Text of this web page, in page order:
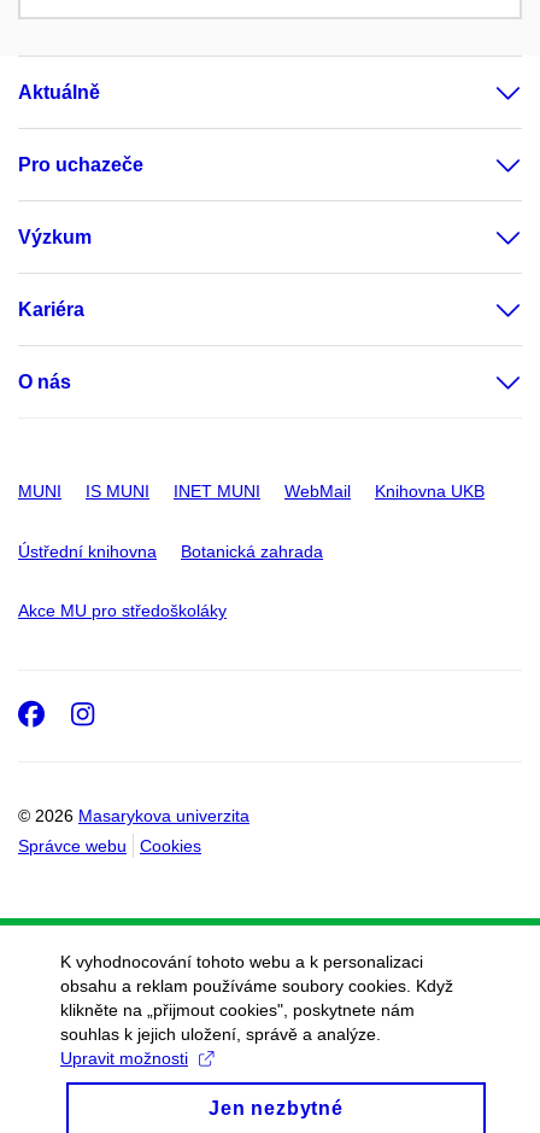
Aktuálně
Pro uchazeče
Výzkum
Kariéra
O nás
MUNI IS MUNI INET MUNI WebMail Knihovna UKB
Ústřední knihovna Botanická zahrada
Akce MU pro středoškoláky
© 2026 Masarykova univerzita
Správce webu
Cookies
Facebook
Instagram
K vyhodnocování tohoto webu a k personalizaci
obsahu a reklam používáme soubory cookies. Když
klikněte na „přijmout cookies", poskytnete nám
souhlas k jejich uložení, správě a analýze.
Upravit možnosti
Jen nezbytné